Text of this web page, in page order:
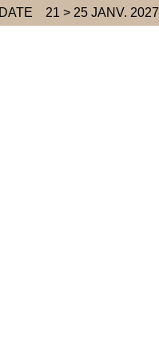
21 > 25 JANV. 2027